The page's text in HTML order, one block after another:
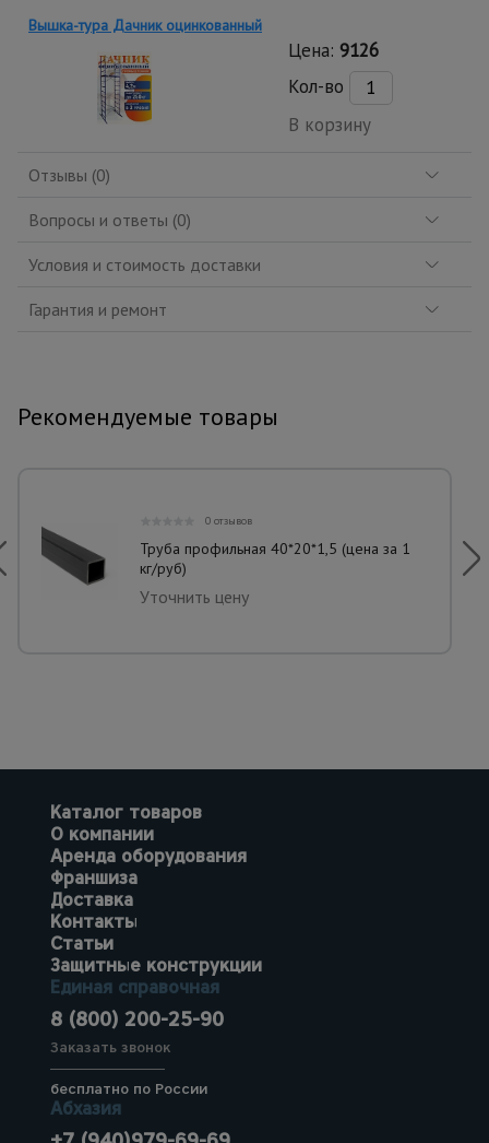
Вышка-тура Дачник оцинкованный
Цена: 9126
Кол-во
В корзину
Отзывы (0)
Вопросы и ответы (0)
Условия и стоимость доставки
Гарантия и ремонт
Рекомендуемые товары
0 отзывов
Труба профильная 40*20*1,5 (цена за 1
кг/руб)
Уточнить цену
Каталог товаров
О компании
Аренда оборудования
Франшиза
Доставка
Контакты
Статьи
Защитные конструкции
Единая справочная
8 (800) 200-25-90
Заказать звонок
бесплатно по России
Абхазия